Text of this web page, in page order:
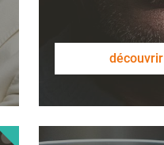
découvrir